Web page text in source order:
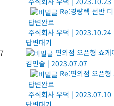
Re:경량렉 선반
답변완료
주식회사 우덕 | 2023.10.24
7
답변대기
편의점 오픈형 쇼
김민술 | 2023.07.07
Re:편의점 오픈
답변완료
주식회사 우덕 | 2023.07.10
답변대기